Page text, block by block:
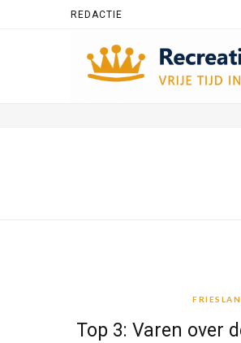
REDACTIE
Top 3: Varen over